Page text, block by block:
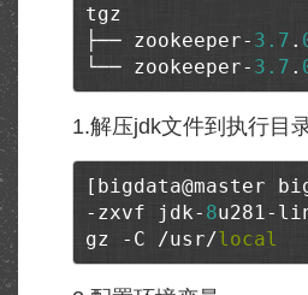
tgz
├── zookeeper- 3.7 .
└── zookeeper- 3.7 .
1.解压jdk文件到执行目
[bigdata@master
-zxvf jdk- 8u281-
gz -C /usr/local